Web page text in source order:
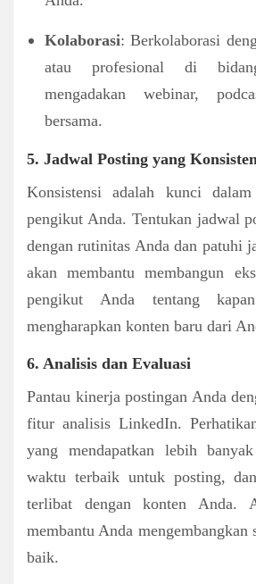
Kolaborasi: Berkolaborasi
atau profesional di
mengadakan webinar,
bersama.
5. Jadwal Posting yang Konsisten
Konsistensi adalah kunci dalam
pengikut Anda. Tentukan jadwal
dengan rutinitas Anda dan patuhi
akan membantu membangun
pengikut Anda tentang
mengharapkan konten baru dari
6. Analisis dan Evaluasi
Pantau kinerja postingan Anda
fitur analisis LinkedIn.
yang mendapatkan lebih
waktu terbaik untuk posting,
terlibat dengan konten Anda.
membantu Anda mengembangkan
baik.